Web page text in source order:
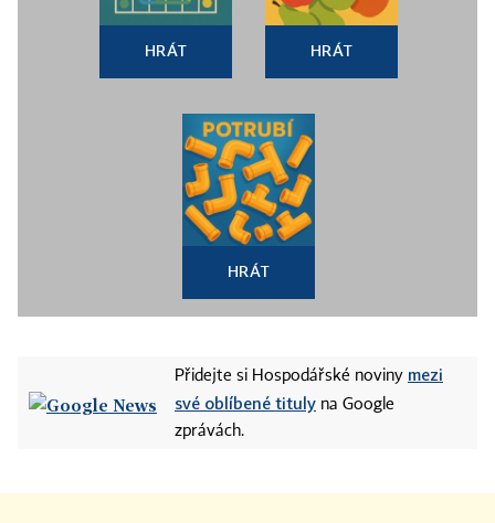
HRÁT HRÁT
HRÁT
Přidejte si Hospodářské noviny mezi
své oblíbené tituly na Google
zprávách.